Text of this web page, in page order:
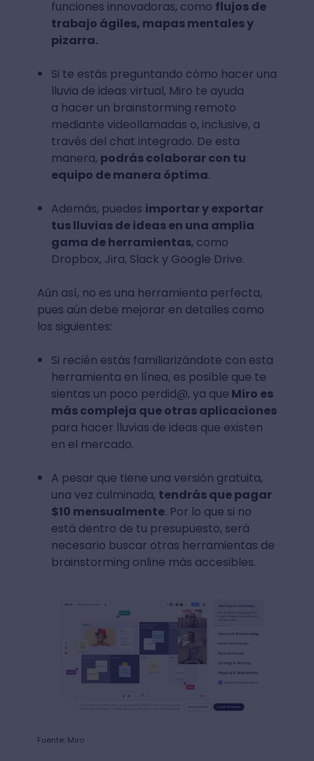
funciones innovadoras, como flujos de
trabajo ágiles, mapas mentales y
pizarra.
Si te estás preguntando cómo hacer una
lluvia de ideas virtual, Miro te ayuda
a hacer un brainstorming remoto
mediante videollamadas o, inclusive, a
través del chat integrado. De esta
manera, podrás colaborar con tu
equipo de manera óptima.
Además, puedes importar y exportar
tus lluvias de ideas en una amplia
gama de herramientas, como
Dropbox, Jira, Slack y Google Drive.
Aún así, no es una herramienta perfecta,
pues aún debe mejorar en detalles como
los siguientes:
Si recién estás familiarizándote con esta
herramienta en línea, es posible que te
sientas un poco perdid@, ya que Miro es
más compleja que otras aplicaciones
para hacer lluvias de ideas que existen
en el mercado.
A pesar que tiene una versión gratuita,
una vez culminada, tendrás que pagar
$10 mensualmente. Por lo que si no
está dentro de tu presupuesto, será
necesario buscar otras herramientas de
brainstorming online más accesibles.
Fuente: Miro